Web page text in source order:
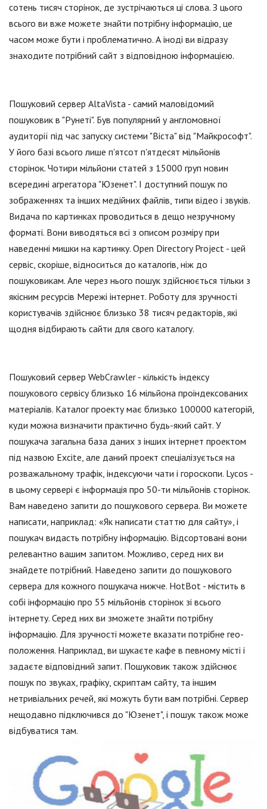
сотень тисяч сторінок, де зустрічаються ці слова. З цього
всього ви вже можете знайти потрібну інформацію, це
часом може бути і проблематично. А іноді ви відразу
знаходите потрібний сайт з відповідною інформацією.
Пошуковий сервер AltaVista - самий маловідомий
пошуковик в "Рунеті". Був популярний у англомовної
аудиторії під час запуску системи "Віста" від "Майкрософт".
У його базі всього лише п'ятсот п'ятдесят мільйонів
сторінок. Чотири мільйони статей з 15000 груп новин
всередині агрегатора "Юзенет". І доступний пошук по
зображеннях та інших медійних файлів, типи відео і звуків.
Видача по картинках проводиться в дещо незручному
форматі. Вони виводяться всі з описом розміру при
наведенні мишки на картинку. Open Directory Project - цей
сервіс, скоріше, відноситься до каталогів, ніж до
пошуковикам. Але через нього пошук здійснюється тільки з
якісним ресурсів Мережі інтернет. Роботу для зручності
користувачів здійснює близько 38 тисяч редакторів, які
щодня відбирають сайти для свого каталогу.
Пошуковий сервер WebCrawler - кількість індексу
пошукового сервісу близько 16 мільйона проіндексованих
матеріалів. Каталог проекту має близько 100000 категорій,
куди можна визначити практично будь-який сайт. У
пошукача загальна база даних з інших інтернет проектом
під назвою Excite, але даний проект спеціалізується на
розважальному трафік, індексуючи чати і гороскопи. Lycos -
в цьому сервері є інформація про 50-ти мільйонів сторінок.
Вам наведено запити до пошукового сервера. Ви можете
написати, наприклад: «Як написати статтю для сайту», і
пошукач видасть потрібну інформацію. Відсортовані вони
релевантно вашим запитом. Можливо, серед них ви
знайдете потрібний. Наведено запити до пошукового
сервера для кожного пошукача нижче. HotBot - містить в
собі інформацію про 55 мільйонів сторінок зі всього
інтернету. Серед них ви зможете знайти потрібну
інформацію. Для зручності можете вказати потрібне гео-
положення. Наприклад, ви шукаєте кафе в певному місті і
задаєте відповідний запит. Пошуковик також здійснює
пошук по звуках, графіку, скриптам сайту, та іншим
нетривіальних речей, які можуть бути вам потрібні. Сервер
нещодавно підключився до "Юзенет", і пошук також може
відбуватися там.